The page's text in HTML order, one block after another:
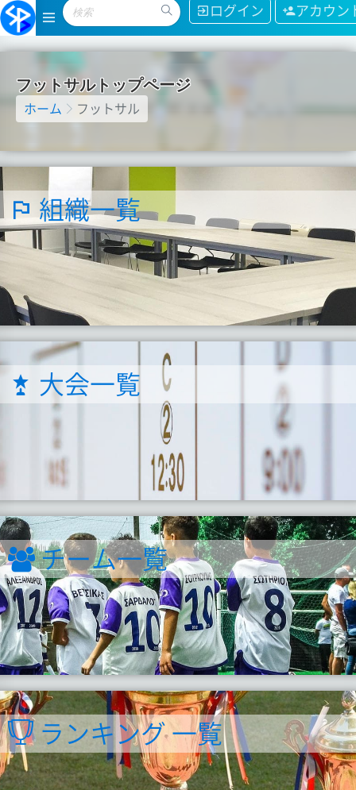
ログイン アカウン
フッ トサルト ップページ
ホーム フットサル
組織一覧
大会一覧
チーム一覧
ランキング 一覧